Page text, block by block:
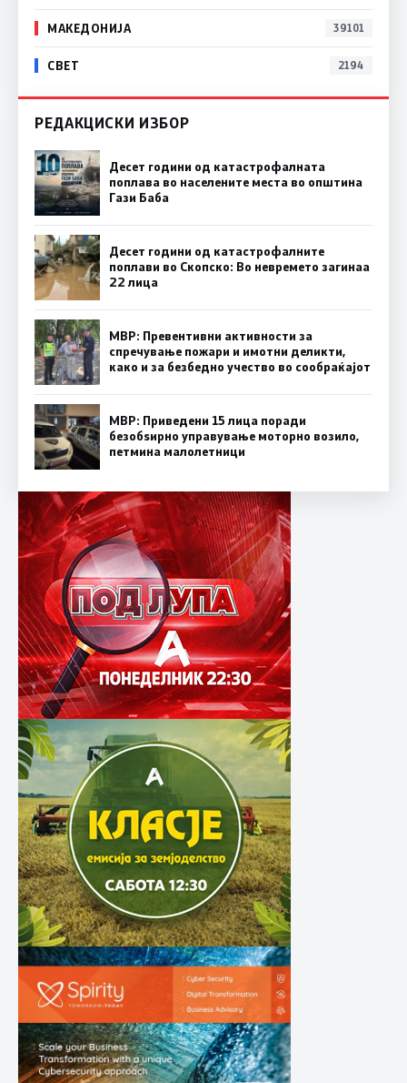
МАКЕДОНИЈА 39101
СВЕТ 2194
РЕДАКЦИСКИ ИЗБОР
Десет години од катастрофалната
поплава во населените места во општина
Гази Баба
Десет години од катастрофалните
поплави во Скопско: Во невремето загинаа
22 лица
МВР: Превентивни активности за
спречување пожари и имотни деликти,
како и за безбедно учество во сообраќајот
МВР: Приведени 15 лица поради
безобѕирно управување моторно возило,
петмина малолетници